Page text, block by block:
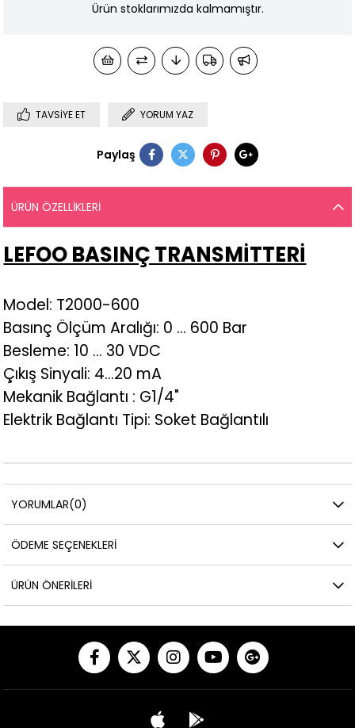
Ürün stoklarımızda kalmamıştır.
TAVSIYE ET YORUM YAZ
Paylaş
ÜRÜN ÖZELLIKLERI
LEFOO BASINÇ TRANSMİTTERİ
Model: T2000-600
Basınç Ölçüm Aralığı: 0 ... 600 Bar
Besleme: 10 ... 30 VDC
Çıkış Sinyali: 4...20 mA
Mekanik Bağlantı : G1/4"
Elektrik Bağlantı Tipi: Soket Bağlantılı
YORUMLAR(0)
ÖDEME SEÇENEKLERI
ÜRÜN ÖNERILERI